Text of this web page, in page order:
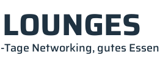
Networking, gutes Essen